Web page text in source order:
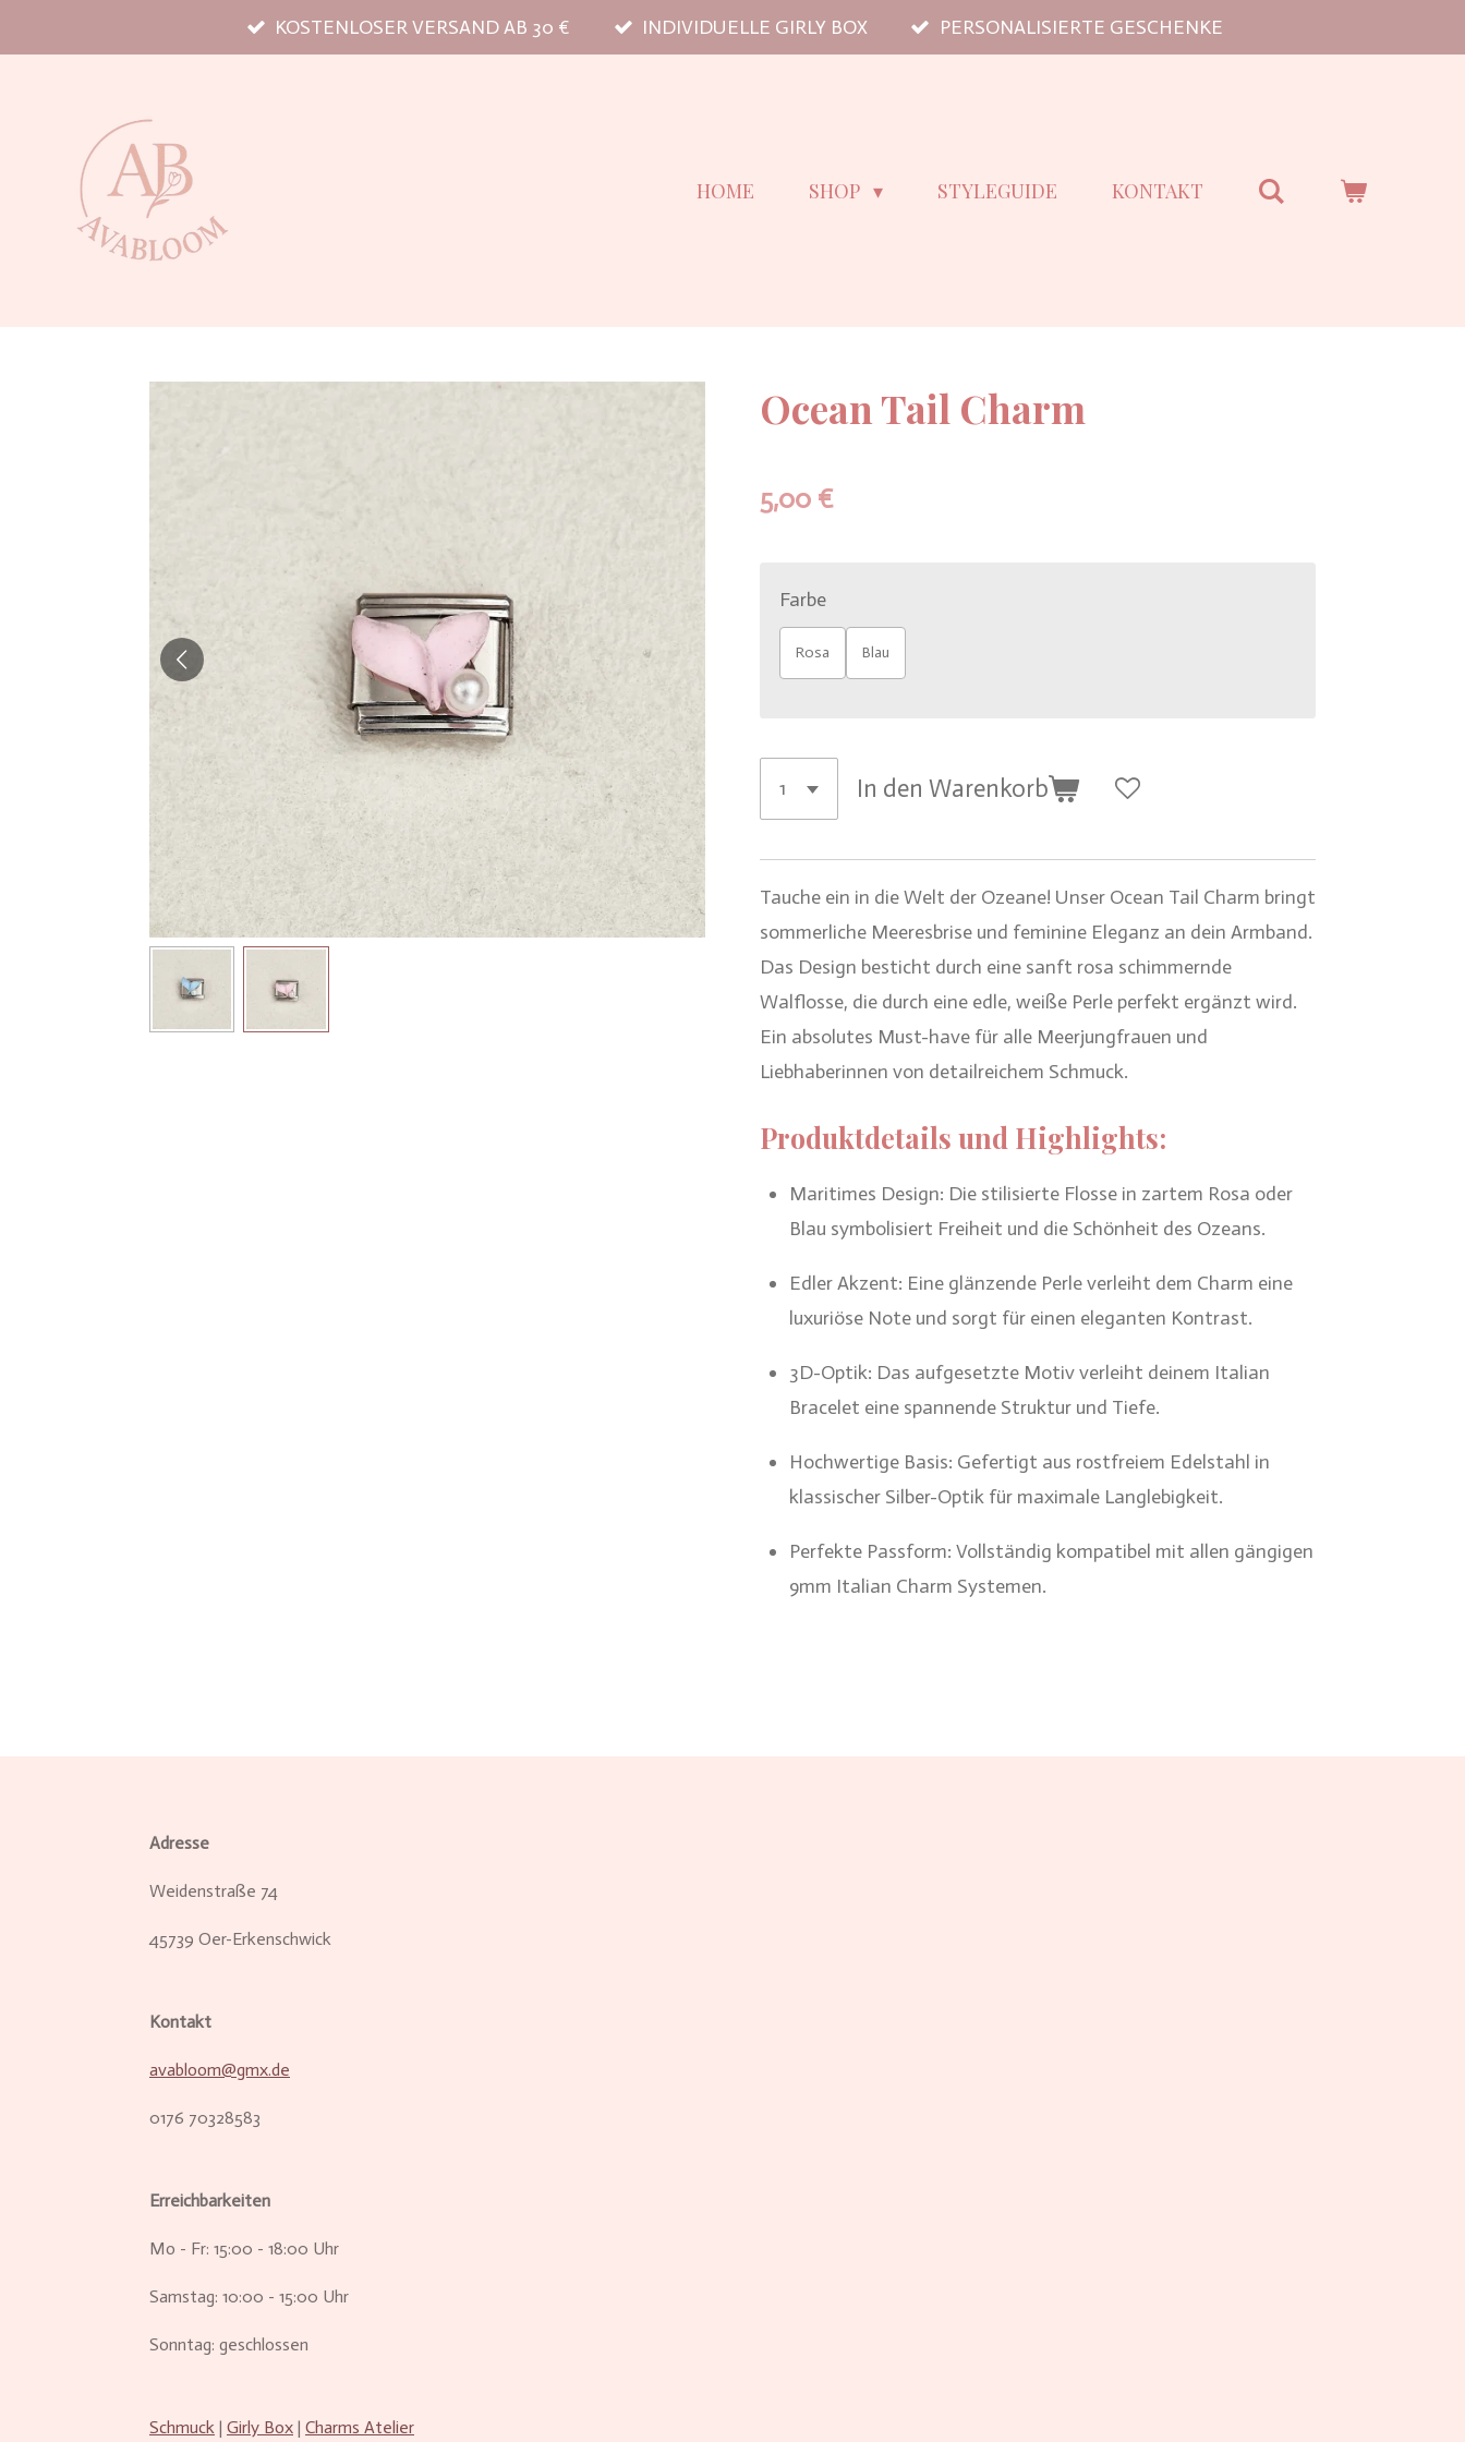
KOSTENLOSER VERSAND AB 30 € INDIVIDUELLE GIRLY BOX PERSONALISIERTE GESCHENKE
HOME SHOP STYLEGUIDE KONTAKT
Ocean Tail Charm
5,00 €
Farbe
Rosa Blau
In den Warenkorb
Tauche ein in die Welt der Ozeane! Unser Ocean Tail Charm bringt
sommerliche Meeresbrise und feminine Eleganz an dein Armband.
Das Design besticht durch eine sanft rosa schimmernde
Walflosse, die durch eine edle, weiße Perle perfekt ergänzt wird.
Ein absolutes Must-have für alle Meerjungfrauen und
Liebhaberinnen von detailreichem Schmuck.
Produktdetails und Highlights:
Maritimes Design: Die stilisierte Flosse in zartem Rosa oder
Blau symbolisiert Freiheit und die Schönheit des Ozeans.
Edler Akzent: Eine glänzende Perle verleiht dem Charm eine
luxuriöse Note und sorgt für einen eleganten Kontrast.
3D-Optik: Das aufgesetzte Motiv verleiht deinem Italian
Bracelet eine spannende Struktur und Tiefe.
Hochwertige Basis: Gefertigt aus rostfreiem Edelstahl in
klassischer Silber-Optik für maximale Langlebigkeit.
Perfekte Passform: Vollständig kompatibel mit allen gängigen
9mm Italian Charm Systemen.
Adresse
Weidenstraße 74
45739 Oer-Erkenschwick
Kontakt
avabloom@gmx.de
0176 70328583
Erreichbarkeiten
Mo - Fr: 15:00 - 18:00 Uhr
Samstag: 10:00 - 15:00 Uhr
Sonntag: geschlossen
Schmuck | Girly Box | Charms Atelier